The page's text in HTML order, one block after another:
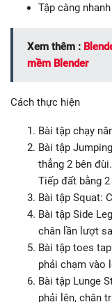
Tập càng
Xem thêm :
mềm Blender
Cách thực hiện
Bài tập chạy
Bài tập
thẳng 2 bên
Tiếp đất bằng
Bài tập Squat:
Bài tập Side
chân lần lượt
Bài tập toes
phải chạm vào
Bài tập Lunge
phải lên, chân